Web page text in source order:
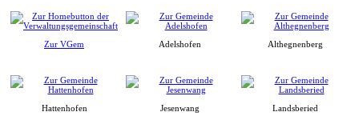
Zur VGem Adelshofen Althegnenberg
Hattenhofen Jesenwang Landsberied